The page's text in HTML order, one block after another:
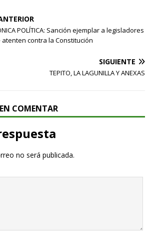
POLÍTICA: Sanción ejemplar a legisladores
atenten contra la Constitución
SIGUIENTE
TEPITO, LA LAGUNILLA Y ANEXAS
COMENTAR
no será publicada.